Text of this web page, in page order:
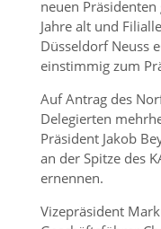
neuen
Jahre alt und
Düsseldorf Neuss
einstimmig zum
Auf Antrag des
Delegierten
Präsident Jakob
an der Spitze des
ernennen.
Vizepräsident